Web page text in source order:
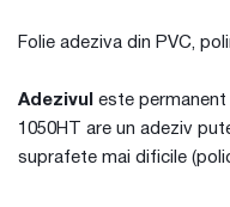
Folie adeziva din PVC,
Adezivul este permanent
1050HT are un adeziv
suprafete mai dificile